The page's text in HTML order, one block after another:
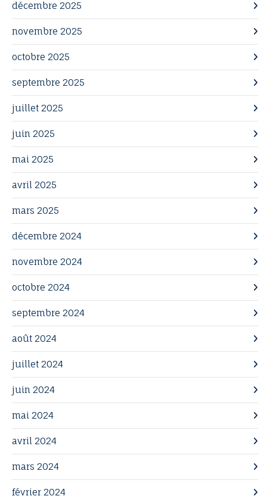
décembre 2025
novembre 2025
octobre 2025
septembre 2025
juillet 2025
juin 2025
mai 2025
avril 2025
mars 2025
décembre 2024
novembre 2024
octobre 2024
septembre 2024
août 2024
juillet 2024
juin 2024
mai 2024
avril 2024
mars 2024
février 2024